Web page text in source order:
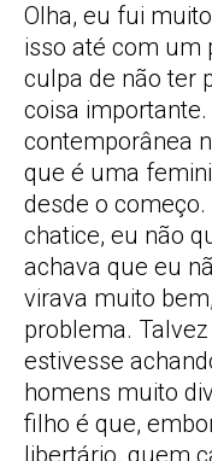
Olha, eu fui
isso até com um
culpa de não ter
coisa
contemporânea
que é uma
desde o
chatice, eu não
achava que eu
virava muito
problema.
estivesse
homens muito
filho é que,
libertário, quem